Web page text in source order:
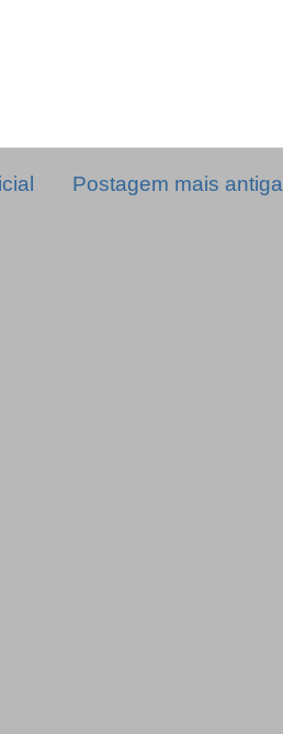
Postagem mais antiga